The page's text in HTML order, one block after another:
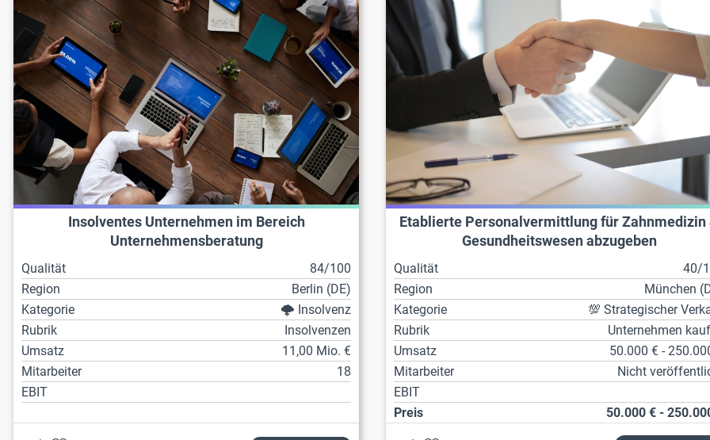
Insolventes Unternehmen im Bereich
Unternehmensberatung
Qualität
84/100
Region
Berlin (DE)
Kategorie
🌩️ Insolvenz
Rubrik
Insolvenzen
Umsatz
11,00 Mio. €
Mitarbeiter
18
EBIT
Etablierte Personalvermittlung für Zahnmedizin
Gesundheitswesen abzugeben
Qualität
40/
Region
München
Kategorie
💯 Strategischer
Rubrik
Unternehmen
Umsatz
50.000 € -
Mitarbeiter
Nicht
EBIT
Preis
50.000 € -